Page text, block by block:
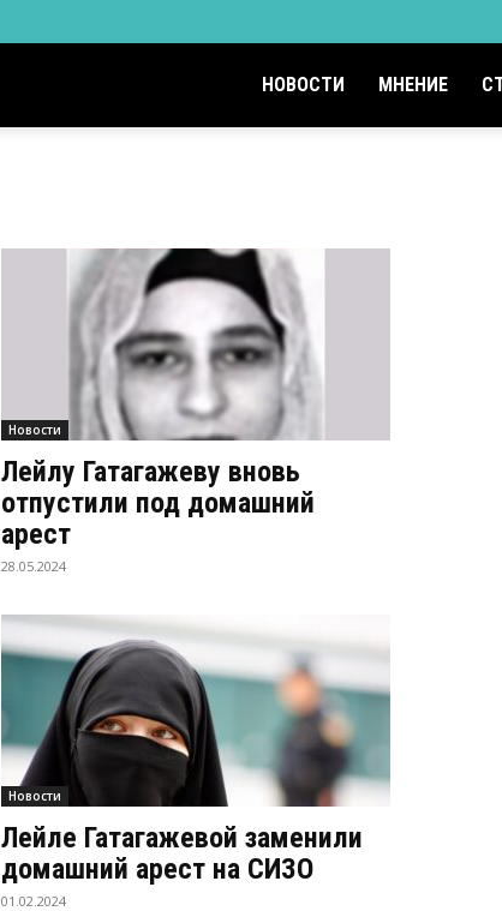
НОВОСТИ МНЕНИЕ
Новости
Лейлу Гатагажеву вновь
отпустили под домашний
арест
28.05.2024
Новости
Лейле Гатагажевой заменили
домашний арест на СИЗО
01.02.2024